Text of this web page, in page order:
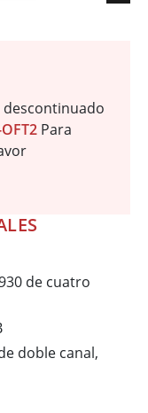
descontinuado
Para
de cuatro
doble canal,